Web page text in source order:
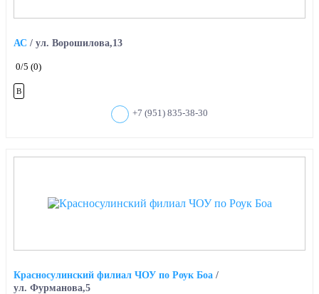
АС / ул. Ворошилова,13
0/5 (0)
B
+7 (951) 835-38-30
Красносулинский филиал ЧОУ по Роук Боа /
ул. Фурманова,5